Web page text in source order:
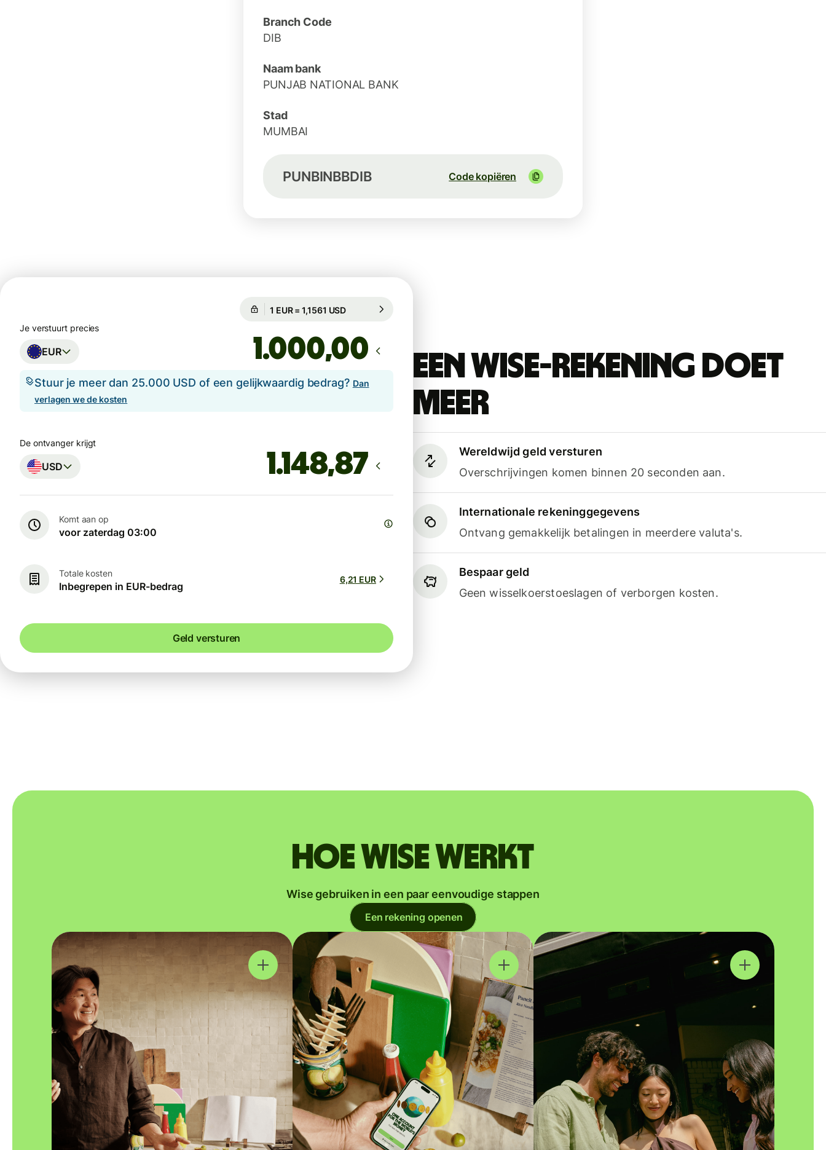
Branch Code
DIB
Naam bank
PUNJAB NATIONAL BANK
Stad
MUMBAI
PUNBINBBDIB Code kopiëren
Een Wise-rekening doet
meer
Wereldwijd geld versturen
Overschrijvingen komen binnen 20 seconden aan.
Internationale rekeninggegevens
Ontvang gemakkelijk betalingen in meerdere valuta's.
Bespaar geld
Geen wisselkoerstoeslagen of verborgen kosten.
Gegarandeerd voor 95 u
Je verstuurt precies
EUR ,00
Stuur je meer dan 25.000 USD of een gelijkwaardig bedrag? Dan
verlagen we de kosten
De ontvanger krijgt
USD
Komt aan op
voor zaterdag 03:00
Totale kosten
Inbegrepen in EUR-bedrag
6,21 EUR
Geld versturen
Hoe Wise werkt
Wise gebruiken in een paar eenvoudige stappen
Een rekening openen